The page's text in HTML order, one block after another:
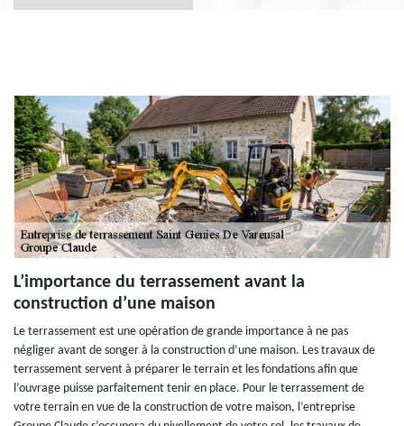
L’importance du terrassement avant la
construction d’une maison
Le terrassement est une opération de grande importance à ne pas
négliger avant de songer à la construction d’une maison. Les travaux de
terrassement servent à préparer le terrain et les fondations afin que
l’ouvrage puisse parfaitement tenir en place. Pour le terrassement de
votre terrain en vue de la construction de votre maison, l’entreprise